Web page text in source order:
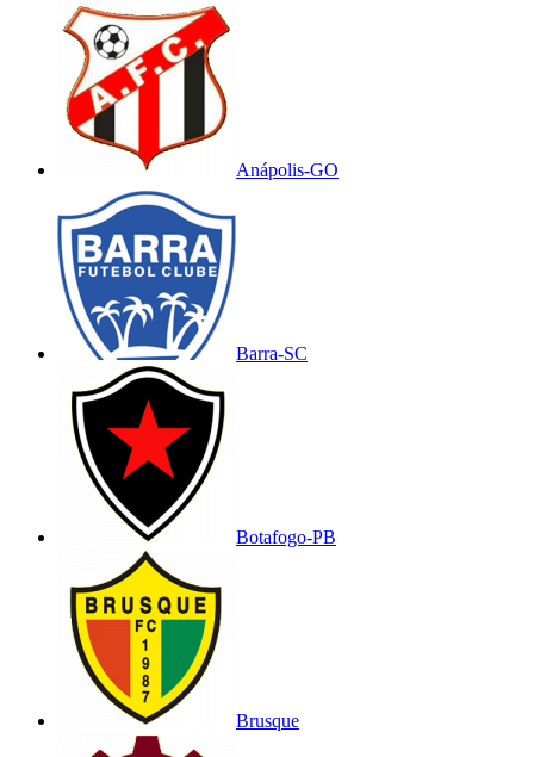
Anápolis-GO
Barra-SC
Botafogo-PB
Brusque